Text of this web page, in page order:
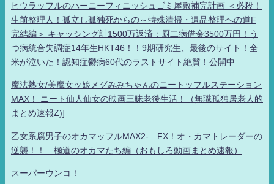
ヒウラッフルのハーニーフィニッシュゴミ屋敷補完計画 ＜必殺！
生前整理人！孤立し孤独死からの～特殊清掃・遺品整理への道F
完結編＞ キャッシング計1500万返済：厨二病借金3500万円！う
つ病統合失調症14年生HKT46！！9期研究生、最後のサイト！全
米が泣いた！認知症鬱病60代のラストサイト絶賛！公開中
魔法熟女/美魔女ッ娘メグみみちゃんのニートッフルステーション
MAX！ ニート仙人仙女の映画三昧老後生活！（無職孤独居老人的
まとめ速報Z)]
乙女系腐男子のオカマッフルMAX2- FX！オ・カマトレーダーの
逆襲！！ 極道のオカマたち編（おもしろ動画まとめ速報）
スーパーウンコ！